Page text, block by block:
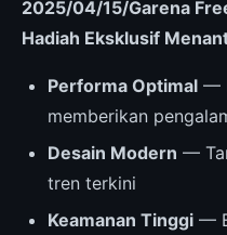
2025/04/15/Garena
Hadiah Eksklusif
Performa Optimal —
memberikan
Desain Modern —
tren terkini
Keamanan Tinggi —